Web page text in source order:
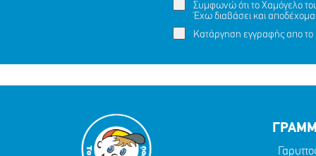
ΕΞΑΦΑΝΙΣΗ TOY ΜΑΜΝΤΟΥΧ (ΟΝ.)
ΑΝΤΑΜ (ΕΠ.), 15 ΕΤΩΝ
Ένα
Συμφωνώ ότι το Χαμόγελο του
Έχω διαβάσει και
Κατάργηση εγγραφής απο